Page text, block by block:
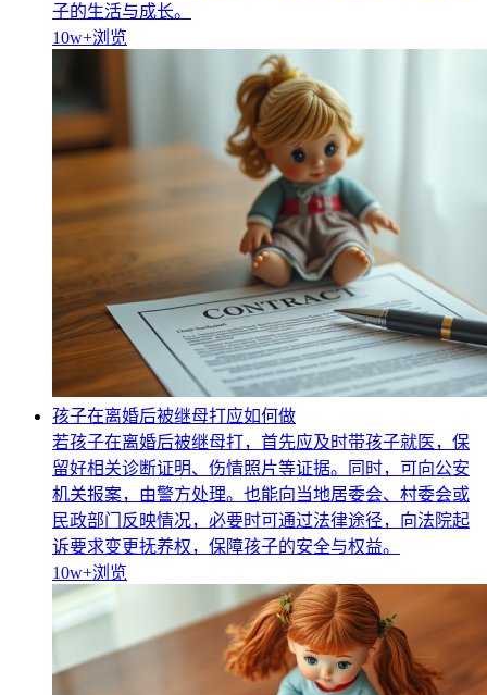
子的生活与成长。
10w+浏览
孩子在离婚后被继母打应如何做
若孩子在离婚后被继母打，首先应及时带孩子就医，保
留好相关诊断证明、伤情照片等证据。同时，可向公安
机关报案，由警方处理。也能向当地居委会、村委会或
民政部门反映情况，必要时可通过法律途径，向法院起
诉要求变更抚养权，保障孩子的安全与权益。
10w+浏览